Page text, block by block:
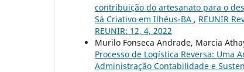
contribuição do artesanato para o
Sá Criativo em Ilhéus-BA , REUNIR
REUNIR: 12, 4, 2022
Murilo Fonseca Andrade, Marcia
Processo de Logística Reversa: Uma
Administração Contabilidade e